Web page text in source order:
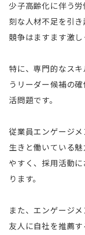
少子高齢化に伴う
刻な人材不足を引
競争はますます激し
特に、専門的なス
うリーダー候補の
活問題です。
従業員エンゲージ
生きと働いている
やすく、採用活動
ります。
また、エンゲージ
友人に自社を推薦